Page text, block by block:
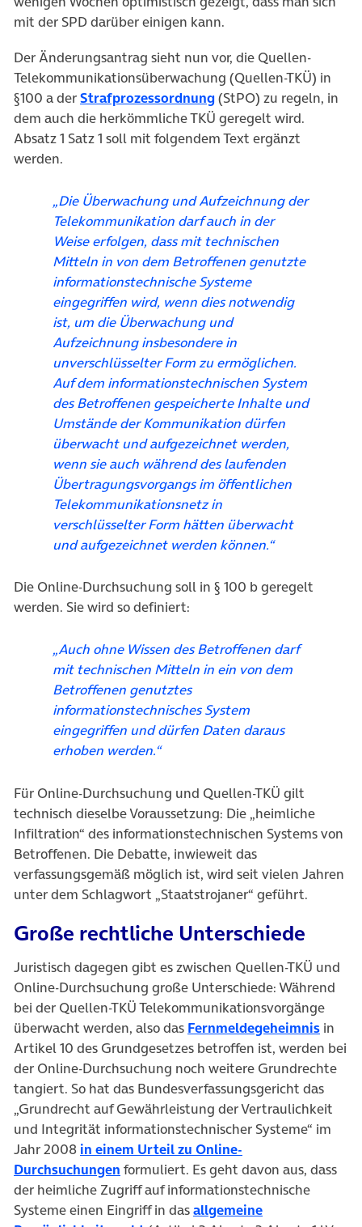
mit der SPD darüber einigen kann.
Der Änderungsantrag sieht nun vor, die Quellen-
Telekommunikationsüberwachung (Quellen-TKÜ) in
§100 a derStrafprozessordnung(öffnet in neuem Tab)
(StPO) zu regeln, in
dem auch die herkömmliche TKÜ geregelt wird.
Absatz 1 Satz 1 soll mit folgendem Text ergänzt
werden.
„Die Überwachung und Aufzeichnung der
Telekommunikation darf auch in der
Weise erfolgen, dass mit technischen
Mitteln in von dem Betroffenen genutzte
informationstechnische Systeme
eingegriffen wird, wenn dies notwendig
ist, um die Überwachung und
Aufzeichnung insbesondere in
unverschlüsselter Form zu ermöglichen.
Auf dem informationstechnischen System
des Betroffenen gespeicherte Inhalte und
Umstände der Kommunikation dürfen
überwacht und aufgezeichnet werden,
wenn sie auch während des laufenden
Übertragungsvorgangs im öffentlichen
Telekommunikationsnetz in
verschlüsselter Form hätten überwacht
und aufgezeichnet werden können.“
Die Online-Durchsuchung soll in § 100 b geregelt
werden. Sie wird so definiert:
„Auch ohne Wissen des Betroffenen darf
mit technischen Mitteln in ein von dem
Betroffenen genutztes
informationstechnisches System
eingegriffen und dürfen Daten daraus
erhoben werden.“
Für Online-Durchsuchung und Quellen-TKÜ gilt
technisch dieselbe Voraussetzung: Die „heimliche
Infiltration“ des informationstechnischen Systems von
Betroffenen. Die Debatte, inwieweit das
verfassungsgemäß möglich ist, wird seit vielen Jahren
unter dem Schlagwort „Staatstrojaner“ geführt.
Große rechtliche Unterschiede
Juristisch dagegen gibt es zwischen Quellen-TKÜ und
Online-Durchsuchung große Unterschiede: Während
bei der Quellen-TKÜ Telekommunikationsvorgänge
überwacht werden, also das Fernmeldegeheimnis in
Artikel 10 des Grundgesetzes betroffen ist, werden bei
der Online-Durchsuchung noch weitere Grundrechte
tangiert. So hat das Bundesverfassungsgericht das
„Grundrecht auf Gewährleistung der Vertraulichkeit
und Integrität informationstechnischer Systeme“ im
Jahr 2008 in einem Urteil zu Online-
Durchsuchungen (öffnet in neuem Tab)
formuliert. Es geht davon aus, dass
der heimliche Zugriff auf informationstechnische
Systeme einen Eingriff in dasallgemeine